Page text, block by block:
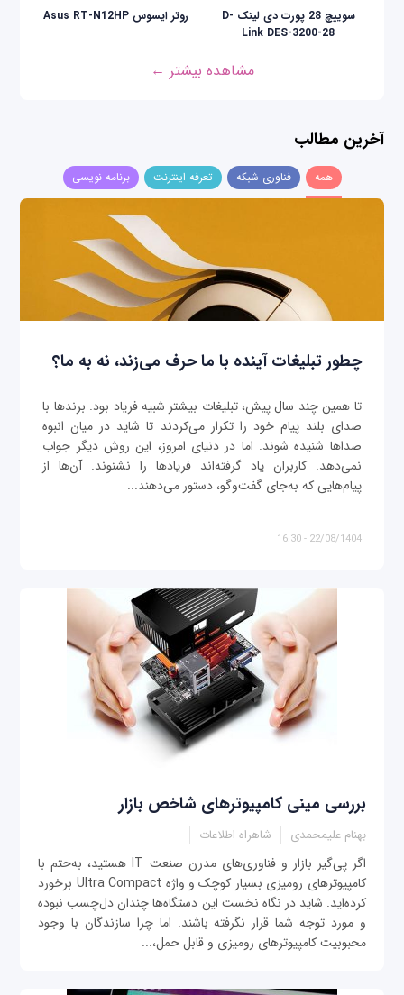
سوییچ 28 پورت دی لینک D-
Link DES-3200-28
روتر ایسوس Asus RT-N12HP
مشاهده بیشتر ←
آخرین مطالب
همه فناوری شبکه تعرفه اینترنت برنامه نویسی
چطور تبلیغات آینده با ما حرف می‌زند، نه به ما؟
تا همین چند سال پیش، تبلیغات بیشتر شبیه فریاد بود. برندها با
صدای بلند پیام خود را تکرار می‌کردند تا شاید در میان انبوه
صداها شنیده شوند. اما در دنیای امروز، این روش دیگر جواب
نمی‌دهد. کاربران یاد گرفته‌اند فریادها را نشنوند. آن‌ها از
پیام‌هایی که به‌جای گفت‌وگو، دستور می‌دهند...
22/08/1404 - 16:30
بررسی مینی کامپیوترهای شاخص بازار
بهنام علیمحمدی شاهراه اطلاعات
اگر پی‌گیر بازار و فناوری‌های مدرن صنعت IT هستید، به‌حتم با
کامپیوترهای رومیزی بسیار کوچک و واژه Ultra Compact برخورد
کرده‌اید. شاید در نگاه نخست این دستگاه‌ها چندان دل‌چسب نبوده
و مورد توجه شما قرار نگرفته باشند. اما چرا سازندگان با وجود
محبوبیت کامپیوترهای رومیزی و قابل حمل،...